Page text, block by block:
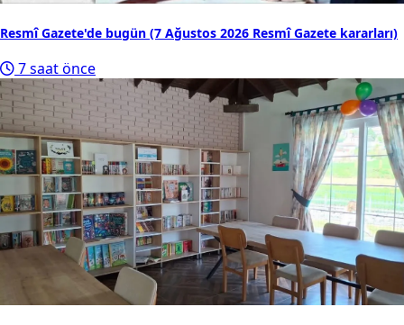
Resmî Gazete'de bugün (7 Ağustos 2026 Resmî Gazete kararları)
7 saat önce